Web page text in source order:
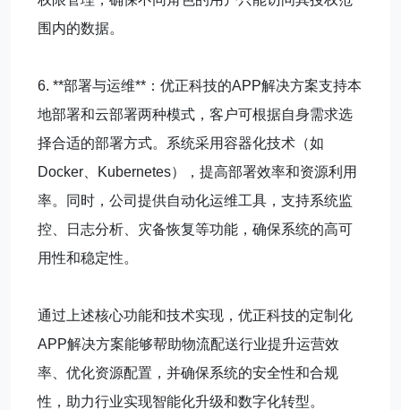
围内的数据。
6. **部署与运维**：优正科技的APP解决方案支持本
地部署和云部署两种模式，客户可根据自身需求选
择合适的部署方式。系统采用容器化技术（如
Docker、Kubernetes），提高部署效率和资源利用
率。同时，公司提供自动化运维工具，支持系统监
控、日志分析、灾备恢复等功能，确保系统的高可
用性和稳定性。
通过上述核心功能和技术实现，优正科技的定制化
APP解决方案能够帮助物流配送行业提升运营效
率、优化资源配置，并确保系统的安全性和合规
性，助力行业实现智能化升级和数字化转型。